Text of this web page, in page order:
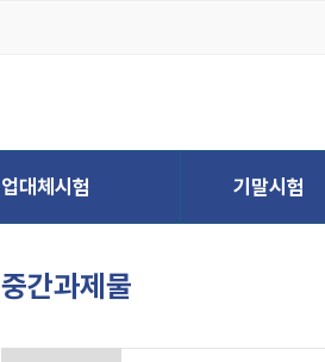
중간과제물